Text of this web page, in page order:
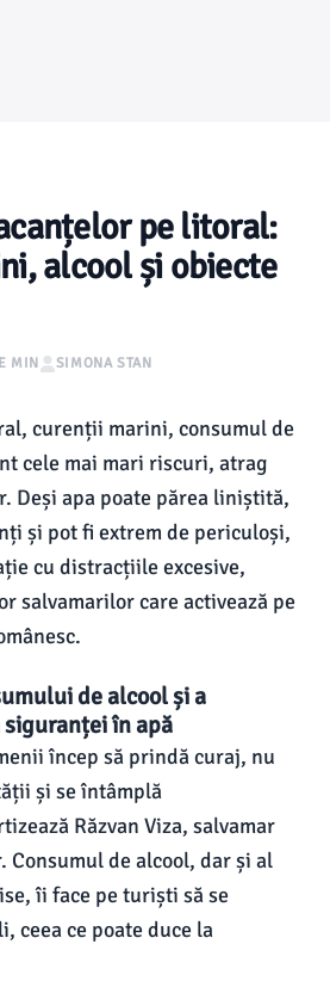
pe litoral:
alcool și obiecte
MIN SIMONA STAN
curenții marini, consumul de
cele mai mari riscuri, atrag
Deși apa poate părea liniștită,
și pot fi extrem de periculoși,
cu distracțiile excesive,
salvamarilor care activează pe
de alcool și a
în apă
încep să prindă curaj, nu
și se întâmplă
Răzvan Viza, salvamar
Consumul de alcool, dar și al
îi face pe turiști să se
ceea ce poate duce la